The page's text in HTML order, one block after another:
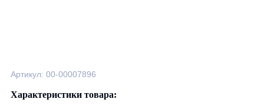
Артикул: 00-00007896
Характеристики товара: